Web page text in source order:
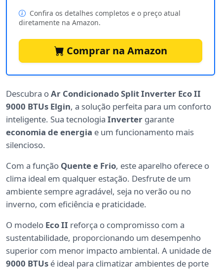
Confira os detalhes completos e o preço atual
diretamente na Amazon.
Comprar na Amazon
Descubra oAr Condicionado Split Inverter Eco II
9000 BTUs Elgin, a solução perfeita para um conforto
inteligente. Sua tecnologia Inverter garante
economia de energia e um funcionamento mais
silencioso.
Com a função Quente e Frio, este aparelho oferece o
clima ideal em qualquer estação. Desfrute de um
ambiente sempre agradável, seja no verão ou no
inverno, com eficiência e praticidade.
O modelo Eco II reforça o compromisso com a
sustentabilidade, proporcionando um desempenho
superior com menor impacto ambiental. A unidade de
9000 BTUs é ideal para climatizar ambientes de porte